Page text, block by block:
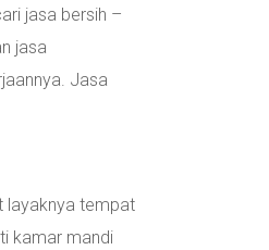
jasa bersih –
jasa
Jasa
layaknya tempat
kamar mandi